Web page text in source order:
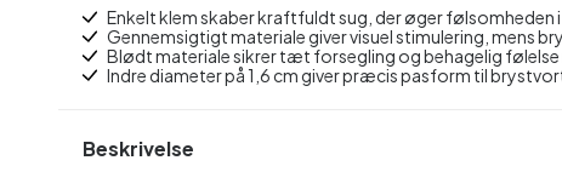
Enkelt klem skaber kraftfuldt sug, der øger følsomheden
Gennemsigtigt materiale giver visuel stimulering, mens
Blødt materiale sikrer tæt forsegling og behagelig følelse
Indre diameter på 1,6 cm giver præcis pasform til
Beskrivelse